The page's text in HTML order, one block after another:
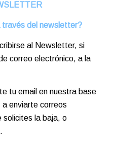
del newsletter?
al Newsletter, si
correo electrónico, a la
tu email en nuestra base
enviarte correos
solicites la baja, o